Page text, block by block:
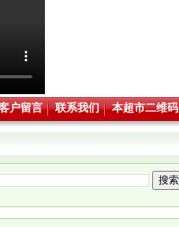
户留言 联系我们 本超市二维码